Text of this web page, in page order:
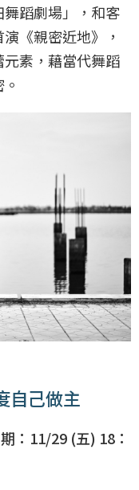
蹈劇場」，和客
《親密近地》，
素，藉當代舞蹈
自己做主
：11/29 (五) 18：